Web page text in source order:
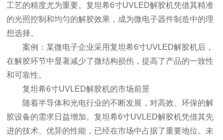
工艺的精度尤为重要。复坦希6寸UVLED解胶机凭借其精准
的光照控制和均匀的解胶效果，成为微电子器件制造中的理
想选择。
案例：某微电子企业采用复坦希6寸UVLED解胶机后，
在解胶环节中显著减少了微结构损伤，提高了产品的一致性
和可靠性。
复坦希6寸UVLED解胶机的市场前景
随着半导体和光电行业的不断发展，对高效、环保的解
胶设备的需求日益增加。复坦希6寸UVLED解胶机凭借其先
进的技术、优异的性能，已经在市场中占据了重要地位。未